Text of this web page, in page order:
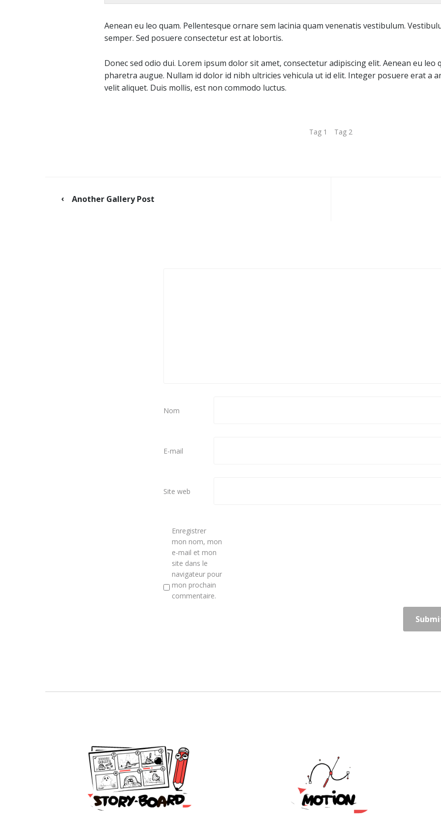
Aenean eu leo quam. Pellentesque ornare sem lacinia quam venenatis vestibulum.
semper. Sed posuere consectetur est at lobortis.
Donec sed odio dui. Lorem ipsum dolor sit amet, consectetur adipiscing elit. Aenean eu leo
pharetra augue. Nullam id dolor id nibh ultricies vehicula ut id elit. Integer posuere erat a
velit aliquet. Duis mollis, est non commodo luctus.
Tag 1 Tag 2
Another Gallery Post
Nom
E-mail
Site web
Enregistrer
mon nom, mon
e-mail et mon
site dans le
navigateur pour
mon prochain
commentaire.